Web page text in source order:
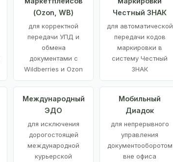
(Ozon, WB)
для корректной
передачи УПД и
обмена
документами с
Wildberries и Ozon
Честный ЗНАК
для автоматической
передачи кодов
маркировки в
систему Честный
ЗНАК
Международный
ЭДО
для исключения
дорогостоящей
международной
курьерской
Мобильный
Диадок
для непрерывного
управления
документооборотом
вне офиса